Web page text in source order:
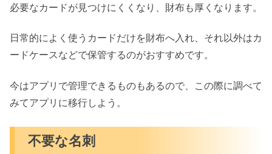
必要なカードが見つけにくくなり、財布も厚くなります。
日常的によく使うカードだけを財布へ入れ、それ以外はカ
ードケースなどで保管するのがおすすめです。
今はアプリで管理できるものもあるので、この際に調べて
みてアプリに移行しよう。
不要な名刺